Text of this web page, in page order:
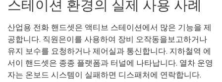
스테이션 환경의 실제 사용 사례
산업용 전화 핸드셋은 액티브 스테이션에서 많은 기능을 제
공합니다. 직원은이를 사용하여 장비 오작동을보고하거나
유지 보수를 요청하거나 제어실과 통신합니다. 지하철역 에
서이 핸드셋은 종종 플랫폼과 터널에 나타납니다. 열차 운영
자는 온보드 시스템이 실패하면 디스패처에 연락합니다.